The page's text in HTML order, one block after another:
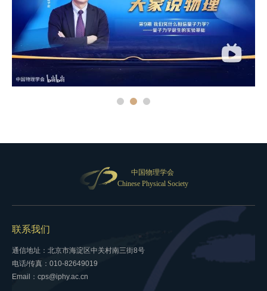
中国物理学会
Chinese Physical Society
联系我们
通信地址：北京市海淀区中关村南三街8号
电话/传真：010-82649019
Email：cps@iphy.ac.cn